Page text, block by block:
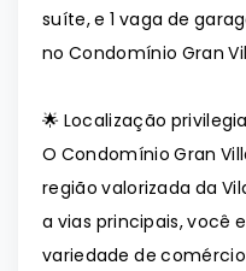
suíte, e 1 vaga de
no Condomínio Gran
🌟 Localização
O Condomínio Gran
região valorizada da
a vias principais, você
variedade de